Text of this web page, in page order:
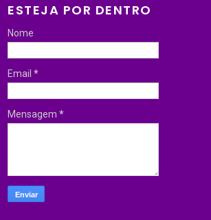
ESTEJA POR DENTRO
Nome
Email*
Mensagem*